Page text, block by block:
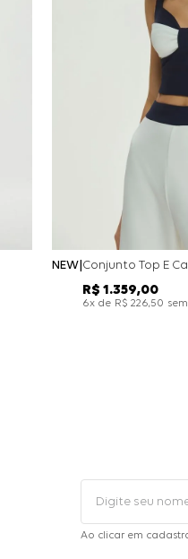
NEW
R$ 1 .359,00
6x de R$ 226,50
Ao clicar em